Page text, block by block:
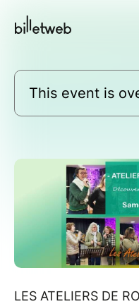
This event is
LES ATELIERS DE